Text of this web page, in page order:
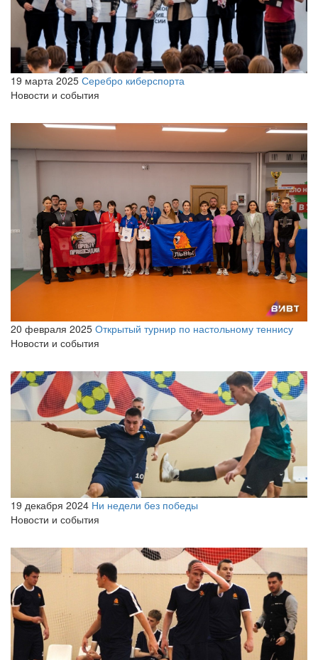
19 марта 2025 Серебро киберспорта
Новости и события
20 февраля 2025 Открытый турнир по настольному теннису
Новости и события
19 декабря 2024 Ни недели без победы
Новости и события